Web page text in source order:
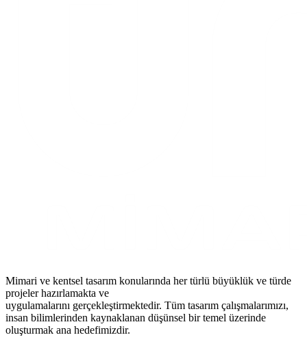
Mimari ve kentsel tasarım konularında her türlü büyüklük ve türde
projeler hazırlamakta ve
uygulamalarını gerçekleştirmektedir. Tüm tasarım çalışmalarımızı,
insan bilimlerinden kaynaklanan düşünsel bir temel üzerinde
oluşturmak ana hedefimizdir.